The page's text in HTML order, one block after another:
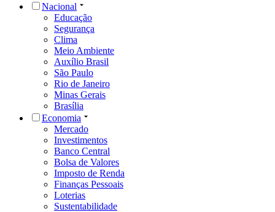
Nacional
Educação
Segurança
Clima
Meio Ambiente
Auxílio Brasil
São Paulo
Rio de Janeiro
Minas Gerais
Brasília
Economia
Mercado
Investimentos
Banco Central
Bolsa de Valores
Imposto de Renda
Finanças Pessoais
Loterias
Sustentabilidade